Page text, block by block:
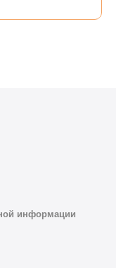
информации